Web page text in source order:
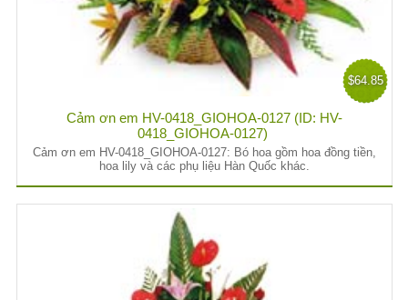
$64.85
Cảm ơn em HV-0418_GIOHOA-0127 (ID: HV-
0418_GIOHOA-0127)
Cảm ơn em HV-0418_GIOHOA-0127: Bó hoa gồm hoa đồng tiền,
hoa lily và các phụ liệu Hàn Quốc khác.